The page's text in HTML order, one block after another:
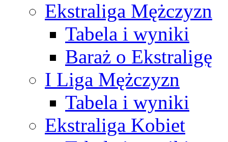
Ekstraliga Mężczyzn
Tabela i wyniki
Baraż o Ekstraligę
I Liga Mężczyzn
Tabela i wyniki
Ekstraliga Kobiet